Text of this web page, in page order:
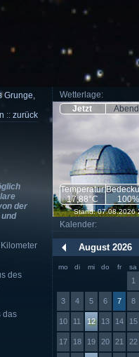
Wetterlage:
Jetzt
Temperatur:
17,88°C
100%
Stand: 07.08.2026
Kalender:
August 2026
mo di mi do fr sa
1
3 4 5 6 7 8
10 11 12 13 14 15
17 18 19 20 21 22
Grunge,
:: zurück
der
des
das